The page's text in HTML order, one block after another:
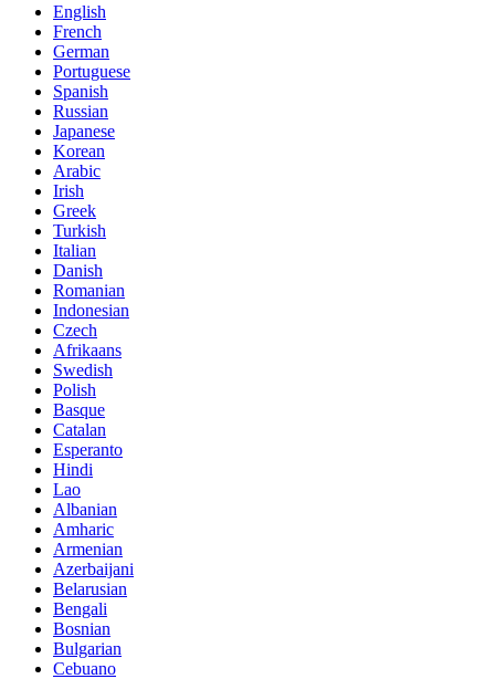
English
French
German
Portuguese
Spanish
Russian
Japanese
Korean
Arabic
Irish
Greek
Turkish
Italian
Danish
Romanian
Indonesian
Czech
Afrikaans
Swedish
Polish
Basque
Catalan
Esperanto
Hindi
Lao
Albanian
Amharic
Armenian
Azerbaijani
Belarusian
Bengali
Bosnian
Bulgarian
Cebuano